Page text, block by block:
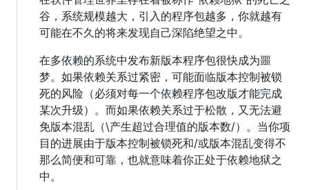
谷，系统规模越大，引入的程序包越多，你就越有
可能在不久的将来发现自己深陷绝望之中。
在多依赖的系统中发布新版本程序包很快成为噩
梦。如果依赖关系过紧密，可能面临版本控制被锁
死的风险（必须对每一个依赖程序包改版才能完成
某次升级）。而如果依赖关系过于松散，又无法避
免版本混乱（\产生超过合理值的版本数/）。当你项
目的进展由于版本控制被锁死和/或版本混乱变得不
那么简便和可靠，也就意味着你正处于依赖地狱之
中。